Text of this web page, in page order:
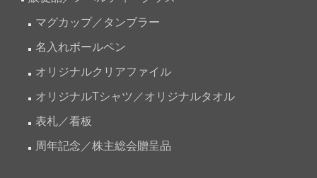
マグカップ／タンブラー
名入れボールペン
オリジナルクリアファイル
オリジナルTシャツ／オリジナルタオル
表札／看板
周年記念／株主総会贈呈品